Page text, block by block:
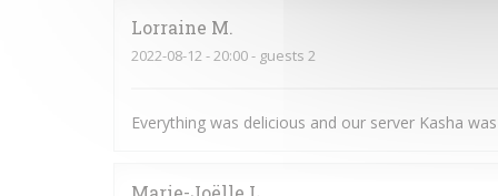
Lorraine M
2022-08-12 - 20:00 - guests 2
Everything was delicious and our server Kasha